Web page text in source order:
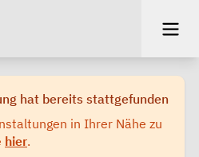
hat bereits stattgefunden
in Ihrer Nähe zu
hier.